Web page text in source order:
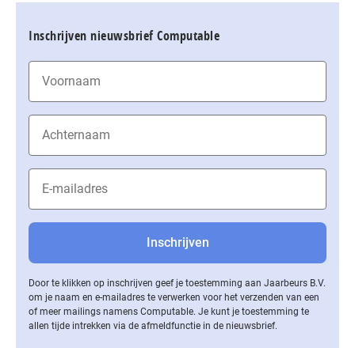
Inschrijven nieuwsbrief Computable
Door te klikken op inschrijven geef je toestemming aan Jaarbeurs B.V.
om je naam en e-mailadres te verwerken voor het verzenden van een
of meer mailings namens Computable. Je kunt je toestemming te
allen tijde intrekken via de af­meld­func­tie in de nieuwsbrief.